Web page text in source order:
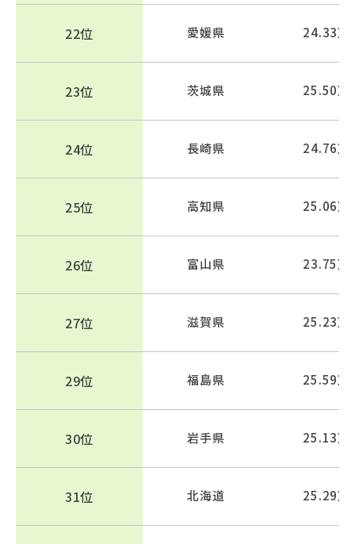
22位 愛媛県 24.33万
23位 茨城県 25.50万
24位 長崎県 24.76万
25位 高知県 25.06万
26位 富山県 23.75万
27位 滋賀県 25.23万
29位 福島県 25.59万
30位 岩手県 25.13万
31位 北海道 25.29万